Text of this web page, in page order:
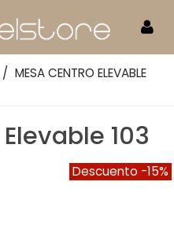
/ MESA CENTRO ELEVABLE
103
Descuento -15%